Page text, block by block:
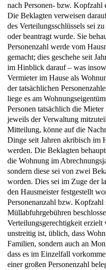
nach Personen- bzw. Kopfzahl
Die Beklagten verweisen
des Verteilungsschlüssels sei
oder beantragt wurde. Sie
Personenzahl werde vom
gemacht; dies geschehe seit
im Hinblick darauf – was
Vermieter im Hause als
der tatsächlichen
liege es am
Personen tatsächlich die
jeweils der Verwaltung
Mitteilung, könne auf die
Dinge seit Jahren akribisch im
werden. Die Beklagten
die Wohnung im
sondern diese sei von zwei
worden. Dies sei im Zuge der
den Hausmeister festgestellt
Personenanzahl bzw.
Müllabfuhrgebühren
Verteilungsgerechtigkeit erzielt
unstreitig ist, üblich, dass
Familien, sondern auch an
dass es im Einzelfall
einer großen Personenzahl